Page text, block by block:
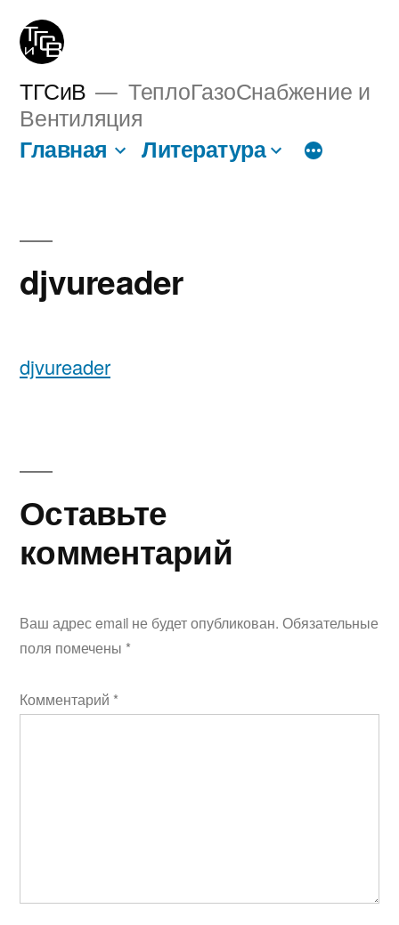
Перейти
содержимому
ТГСиВ
ТеплоГазоСнабжение и
Вентиляция
Главная Литература
djvureader
djvureader
Оставьте
комментарий
Ваш адрес email не будет опубликован. Обязательные
поля помечены *
Комментарий *